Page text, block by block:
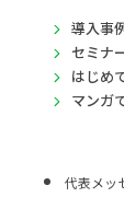
導入事
セミナ
はじめ
マンガ
代表メッ